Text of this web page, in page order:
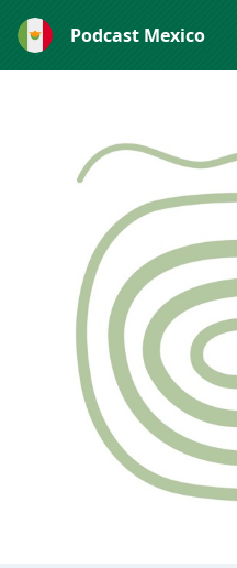
Podcast Mexico